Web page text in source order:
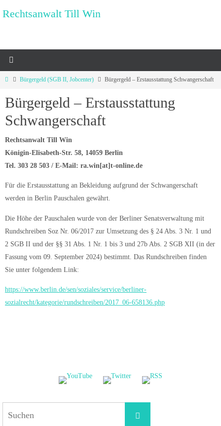
Inhalt
Rechtsanwalt Till Win
StartBürgergeld (SGB II, Jobcenter) Bürgergeld – Erstausstattung Schwangerschaft
Bürgergeld – Erstausstattung
Schwangerschaft
Rechtsanwalt Till Win
Königin-Elisabeth-Str. 58, 14059 Berlin
Tel. 303 28 503 / E-Mail: ra.win[at]t-online.de
Für die Erstausstattung an Bekleidung aufgrund der Schwangerschaft
werden in Berlin Pauschalen gewährt.
Die Höhe der Pauschalen wurde von der Berliner Senatsverwaltung mit
Rundschreiben Soz Nr. 06/2017 zur Umsetzung des § 24 Abs. 3 Nr. 1 und
2 SGB II und der §§ 31 Abs. 1 Nr. 1 bis 3 und 27b Abs. 2 SGB XII (in der
Fassung vom 09. September 2024) bestimmt. Das Rundschreiben finden
Sie unter folgendem Link:
https://www.berlin.de/sen/soziales/service/berliner-
sozialrecht/kategorie/rundschreiben/2017_06-658136.php
Suchen